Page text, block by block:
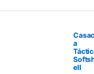
Casac
a
ell